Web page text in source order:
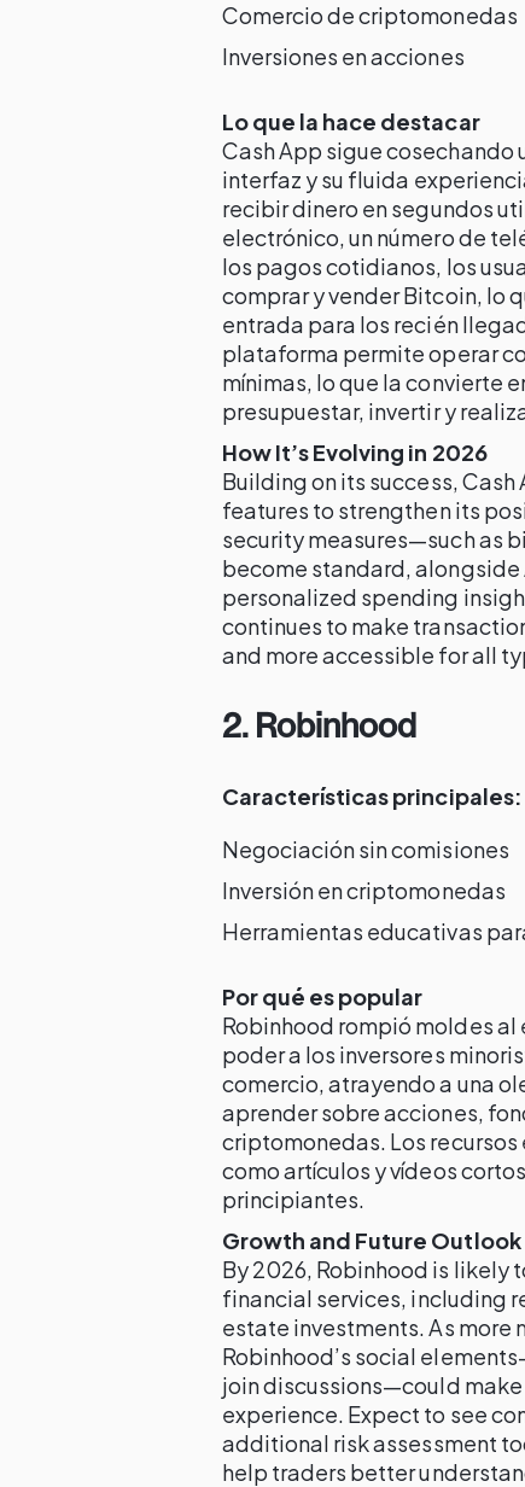
Comercio de criptomonedas
Inversiones en acciones
Lo que la hace destacar
Cash App sigue cosechando
interfaz y su fluida
recibir dinero en segundos
electrónico, un número de
los pagos cotidianos, los
comprar y vender Bitcoin, lo
entrada para los recién
plataforma permite operar
mínimas, lo que la convierte
presupuestar, invertir y
How It’s Evolving in 2026
Building on its success,
features to strengthen its
security measures—such as
become standard,
personalized spending
continues to make
and more accessible for all
2. Robinhood
Características principales:
Negociación sin comisiones
Inversión en criptomonedas
Herramientas educativas
Por qué es popular
Robinhood rompió moldes al
poder a los inversores
comercio, atrayendo a una
aprender sobre acciones,
criptomonedas. Los
como artículos y vídeos
principiantes.
Growth and Future Outlook
By 2026, Robinhood is likely
financial services, including
estate investments. As more
Robinhood’s social
join discussions—could
experience. Expect to see
additional risk assessment
help traders better